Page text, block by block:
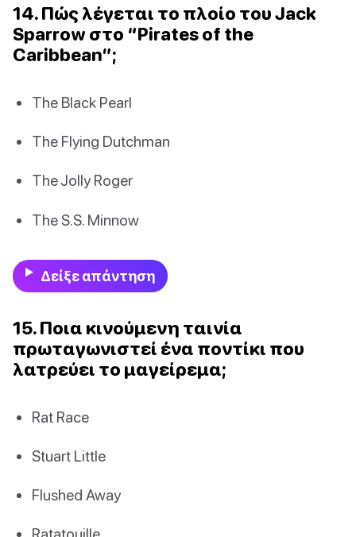
14. Πώς λέγεται το πλοίο του Jack
Sparrow στο “Pirates of the
Caribbean”;
The Black Pearl
The Flying Dutchman
The Jolly Roger
The S.S. Minnow
Δείξε απάντηση
15. Ποια κινούμενη ταινία
πρωταγωνιστεί ένα ποντίκι που
λατρεύει το μαγείρεμα;
Rat Race
Stuart Little
Flushed Away